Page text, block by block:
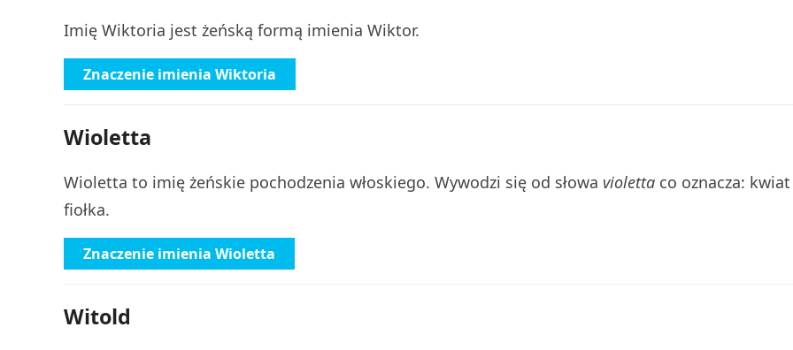
Imię Wiktoria jest żeńską formą imienia Wiktor.
Znaczenie imienia Wiktoria
Wioletta
Wioletta to imię żeńskie pochodzenia włoskiego. Wywodzi się od słowa violetta co oznacza: kwiat
fiołka.
Znaczenie imienia Wioletta
Witold